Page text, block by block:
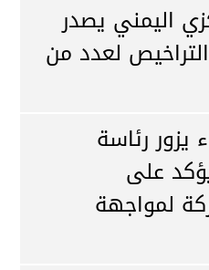
اليمني يصدر
لعدد من
يزور رئاسة
على
لمواجهة